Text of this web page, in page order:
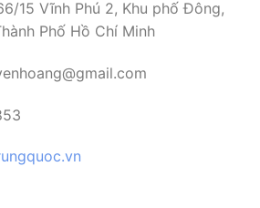
15 Vĩnh Phú 2, Khu phố Đông,
Phố Hồ Chí Minh